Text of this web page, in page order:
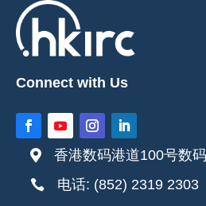
Connect with Us
 香港数码港道100号数

电话: (852) 2319 2303